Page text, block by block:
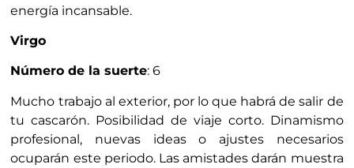
energía incansable.
Virgo
Número de la suerte: 6
Mucho trabajo al exterior, por lo que habrá de salir de
tu cascarón. Posibilidad de viaje corto. Dinamismo
profesional, nuevas ideas o ajustes necesarios
ocuparán este periodo. Las amistades darán muestra